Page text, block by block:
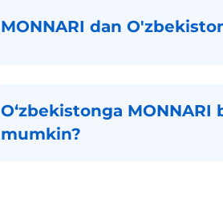
MONNARI dan
Oʻzbekistonga
mumkin?